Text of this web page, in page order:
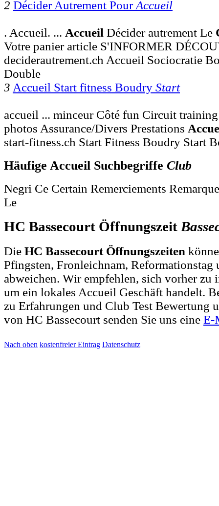
2 Décider Autrement PourAccueil
. Accueil. ... Accueil Décider autrement Le
Votre panier article S'INFORMER
deciderautrement.ch Accueil Sociocratie
Double
3 Accueil Start fitness Boudry Start
accueil ... minceur Côté fun Circuit
photos Assurance/Divers Prestations
start-fitness.ch Start Fitness Boudry Start
Häufige Accueil Suchbegriffe Club
Negri Ce Certain Remerciements
Le
HC Bassecourt Öffnungszeit
Die HC Bassecourt Öffnungszeiten
Pfingsten, Fronleichnam,
abweichen. Wir empfehlen, sich vorher zu
um ein lokales Accueil Geschäft handelt.
zu Erfahrungen und Club Test Bewertung
von HC Bassecourt senden Sie uns eine E-
Nach oben kostenfreier Eintrag Datenschutz